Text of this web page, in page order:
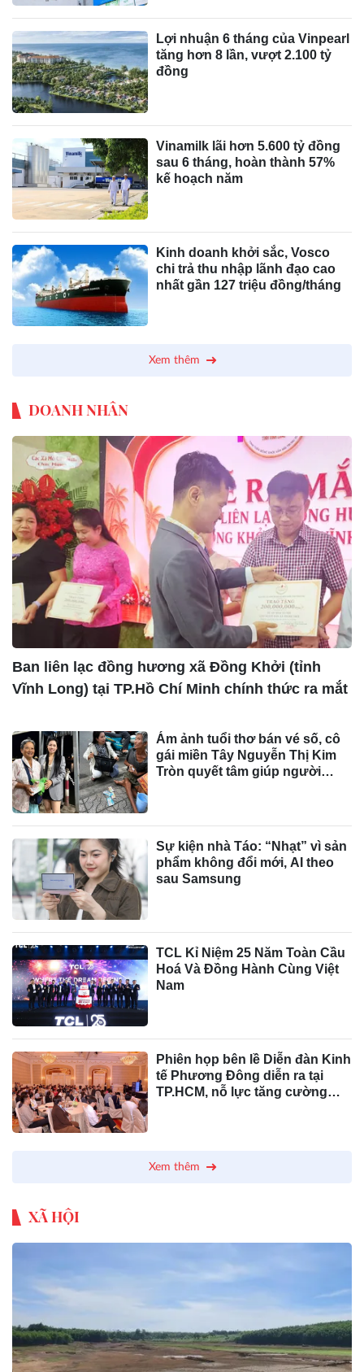
Lợi nhuận 6 tháng của Vinpearl
tăng hơn 8 lần, vượt 2.100 tỷ
đồng
Vinamilk lãi hơn 5.600 tỷ đồng
sau 6 tháng, hoàn thành 57%
kế hoạch năm
Kinh doanh khởi sắc, Vosco
chi trả thu nhập lãnh đạo cao
nhất gần 127 triệu đồng/tháng
Xem thêm
DOANH NHÂN
Ban liên lạc đồng hương xã Đồng Khởi (tỉnh
Vĩnh Long) tại TP.Hồ Chí Minh chính thức ra mắt
Ám ảnh tuổi thơ bán vé số, cô
gái miền Tây Nguyễn Thị Kim
Tròn quyết tâm giúp người
Sự kiện nhà Táo: “Nhạt” vì sản
phẩm không đổi mới, AI theo
sau Samsung
TCL Kỉ Niệm 25 Năm Toàn Cầu
Hoá Và Đồng Hành Cùng Việt
Nam
Phiên họp bên lề Diễn đàn Kinh
tế Phương Đông diễn ra tại
TP.HCM, nỗ lực tăng cường
Xem thêm
XÃ HỘI